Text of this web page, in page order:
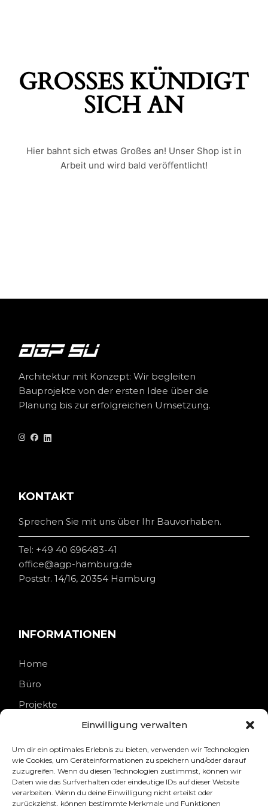
Einwilligung verwalten
Um dir ein optimales Erlebnis zu bieten, verwenden wir Technologien
wie Cookies, um Geräteinformationen zu speichern und/oder darauf
zuzugreifen. Wenn du diesen Technologien zustimmst, können wir
Daten wie das Surfverhalten oder eindeutige IDs auf dieser Website
verarbeiten. Wenn du deine Einwilligung nicht erteilst oder
zurückziehst, können bestimmte Merkmale und Funktionen
GROSSES KÜNDIGT S
ICH AN
Hier bahnt sich etwas Großes an! Unser Shop ist in
Arbeit und wird bald veröffentlicht!
Architektur mit Konzept: Wir begleiten
Bauprojekte von der ersten Idee über die
Planung bis zur erfolgreichen Umsetzung.
KONTAKT
Sprechen Sie mit uns über Ihr Bauvorhaben.
Tel: +49 40 696483-41
office@agp-hamburg.de
Poststr. 14/16, 20354 Hamburg
INFORMATIONEN
Home
Büro
Projekte
RECHTLICHES